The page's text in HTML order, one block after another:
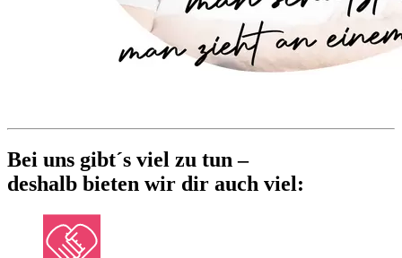
Bei uns gibt´s viel zu tun –
deshalb bieten wir dir auch viel: